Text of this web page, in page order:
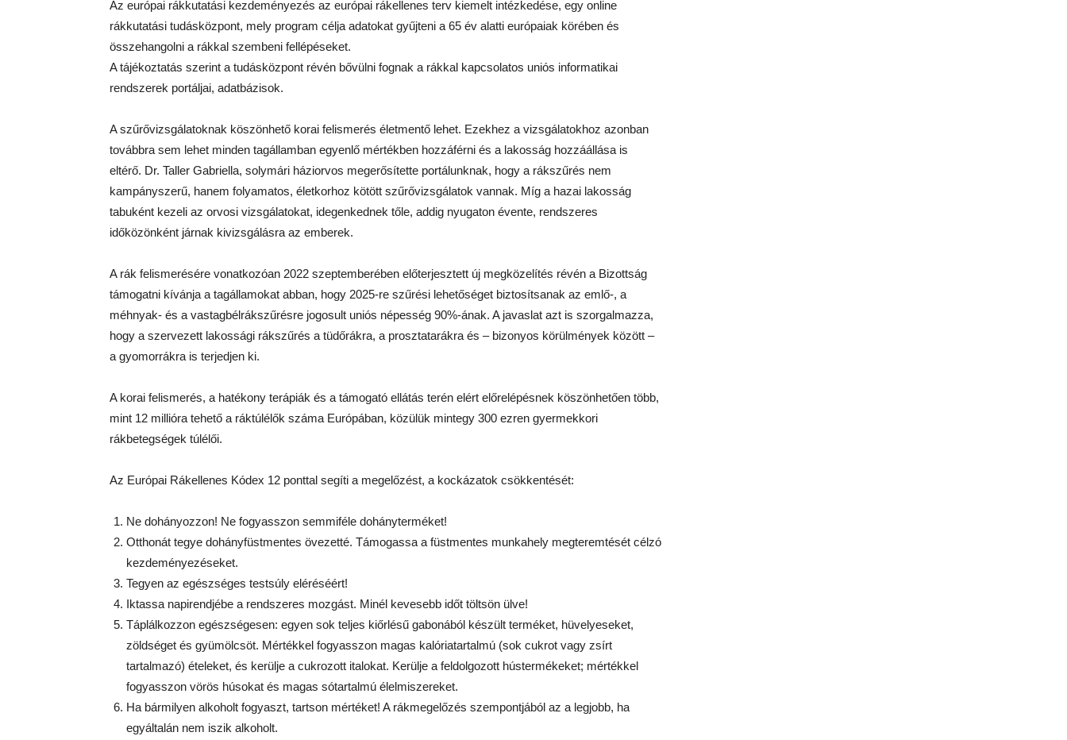
Az európai rákkutatási kezdeményezés az európai rákellenes terv kiemelt intézkedése, egy online
rákkutatási tudásközpont, mely program célja adatokat gyűjteni a 65 év alatti európaiak körében és
összehangolni a rákkal szembeni fellépéseket.
A tájékoztatás szerint a tudásközpont révén bővülni fognak a rákkal kapcsolatos uniós informatikai
rendszerek portáljai, adatbázisok.
A szűrővizsgálatoknak köszönhető korai felismerés életmentő lehet. Ezekhez a vizsgálatokhoz azonban
továbbra sem lehet minden tagállamban egyenlő mértékben hozzáférni és a lakosság hozzáállása is
eltérő. Dr. Taller Gabriella, solymári háziorvos megerősítette portálunknak, hogy a rákszűrés nem
kampányszerű, hanem folyamatos, életkorhoz kötött szűrővizsgálatok vannak. Míg a hazai lakosság
tabuként kezeli az orvosi vizsgálatokat, idegenkednek tőle, addig nyugaton évente, rendszeres
időközönként járnak kivizsgálásra az emberek.
A rák felismerésére vonatkozóan 2022 szeptemberében előterjesztett új megközelítés révén a Bizottság
támogatni kívánja a tagállamokat abban, hogy 2025-re szűrési lehetőséget biztosítsanak az emlő-, a
méhnyak- és a vastagbélrákszűrésre jogosult uniós népesség 90%-ának. A javaslat azt is szorgalmazza,
hogy a szervezett lakossági rákszűrés a tüdőrákra, a prosztatarákra és – bizonyos körülmények között –
a gyomorrákra is terjedjen ki.
A korai felismerés, a hatékony terápiák és a támogató ellátás terén elért előrelépésnek köszönhetően több,
mint 12 millióra tehető a ráktúlélők száma Európában, közülük mintegy 300 ezren gyermekkori
rákbetegségek túlélői.
Az Európai Rákellenes Kódex 12 ponttal segíti a megelőzést, a kockázatok csökkentését:
Ne dohányozzon! Ne fogyasszon semmiféle dohányterméket!
Otthonát tegye dohányfüstmentes övezetté. Támogassa a füstmentes munkahely megteremtését célzó
kezdeményezéseket.
Tegyen az egészséges testsúly eléréséért!
Iktassa napirendjébe a rendszeres mozgást. Minél kevesebb időt töltsön ülve!
Táplálkozzon egészségesen: egyen sok teljes kiőrlésű gabonából készült terméket, hüvelyeseket,
zöldséget és gyümölcsöt. Mértékkel fogyasszon magas kalóriatartalmú (sok cukrot vagy zsírt
tartalmazó) ételeket, és kerülje a cukrozott italokat. Kerülje a feldolgozott hústermékeket; mértékkel
fogyasszon vörös húsokat és magas sótartalmú élelmiszereket.
Ha bármilyen alkoholt fogyaszt, tartson mértéket! A rákmegelőzés szempontjából az a legjobb, ha
egyáltalán nem iszik alkoholt.